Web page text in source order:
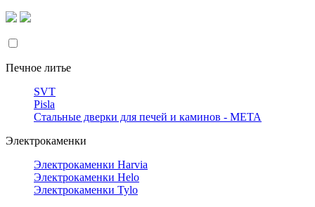
Печное литье
SVT
Pisla
Стальные дверки для печей и каминов - META
Электрокаменки
Электрокаменки Harvia
Электрокаменки Helo
Электрокаменки Tylo